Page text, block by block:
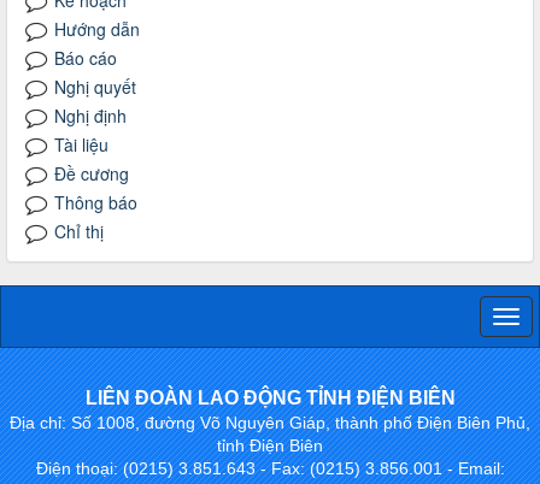
Hướng dẫn
Báo cáo
Nghị quyết
Nghị định
Tài liệu
Đề cương
Thông báo
Chỉ thị
LIÊN ĐOÀN LAO ĐỘNG TỈNH ĐIỆN BIÊN
Địa chỉ: Số 1008, đường Võ Nguyên Giáp, thành phố Điện Biên Phủ,
tỉnh Điện Biên
Điện thoại: (0215) 3.851.643 - Fax: (0215) 3.856.001 - Email: